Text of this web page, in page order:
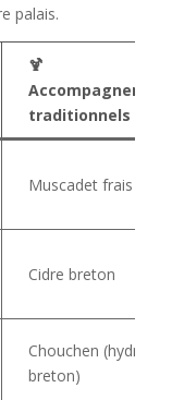
palais.
🍹
Accompagnements
traditionnels
Muscadet frais
Cidre breton
Chouchen (hydromel
breton)